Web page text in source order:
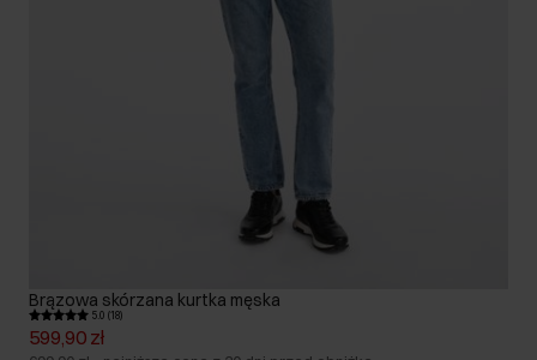
Brązowa skórzana kurtka męska
5.0 (18)
599,90 zł